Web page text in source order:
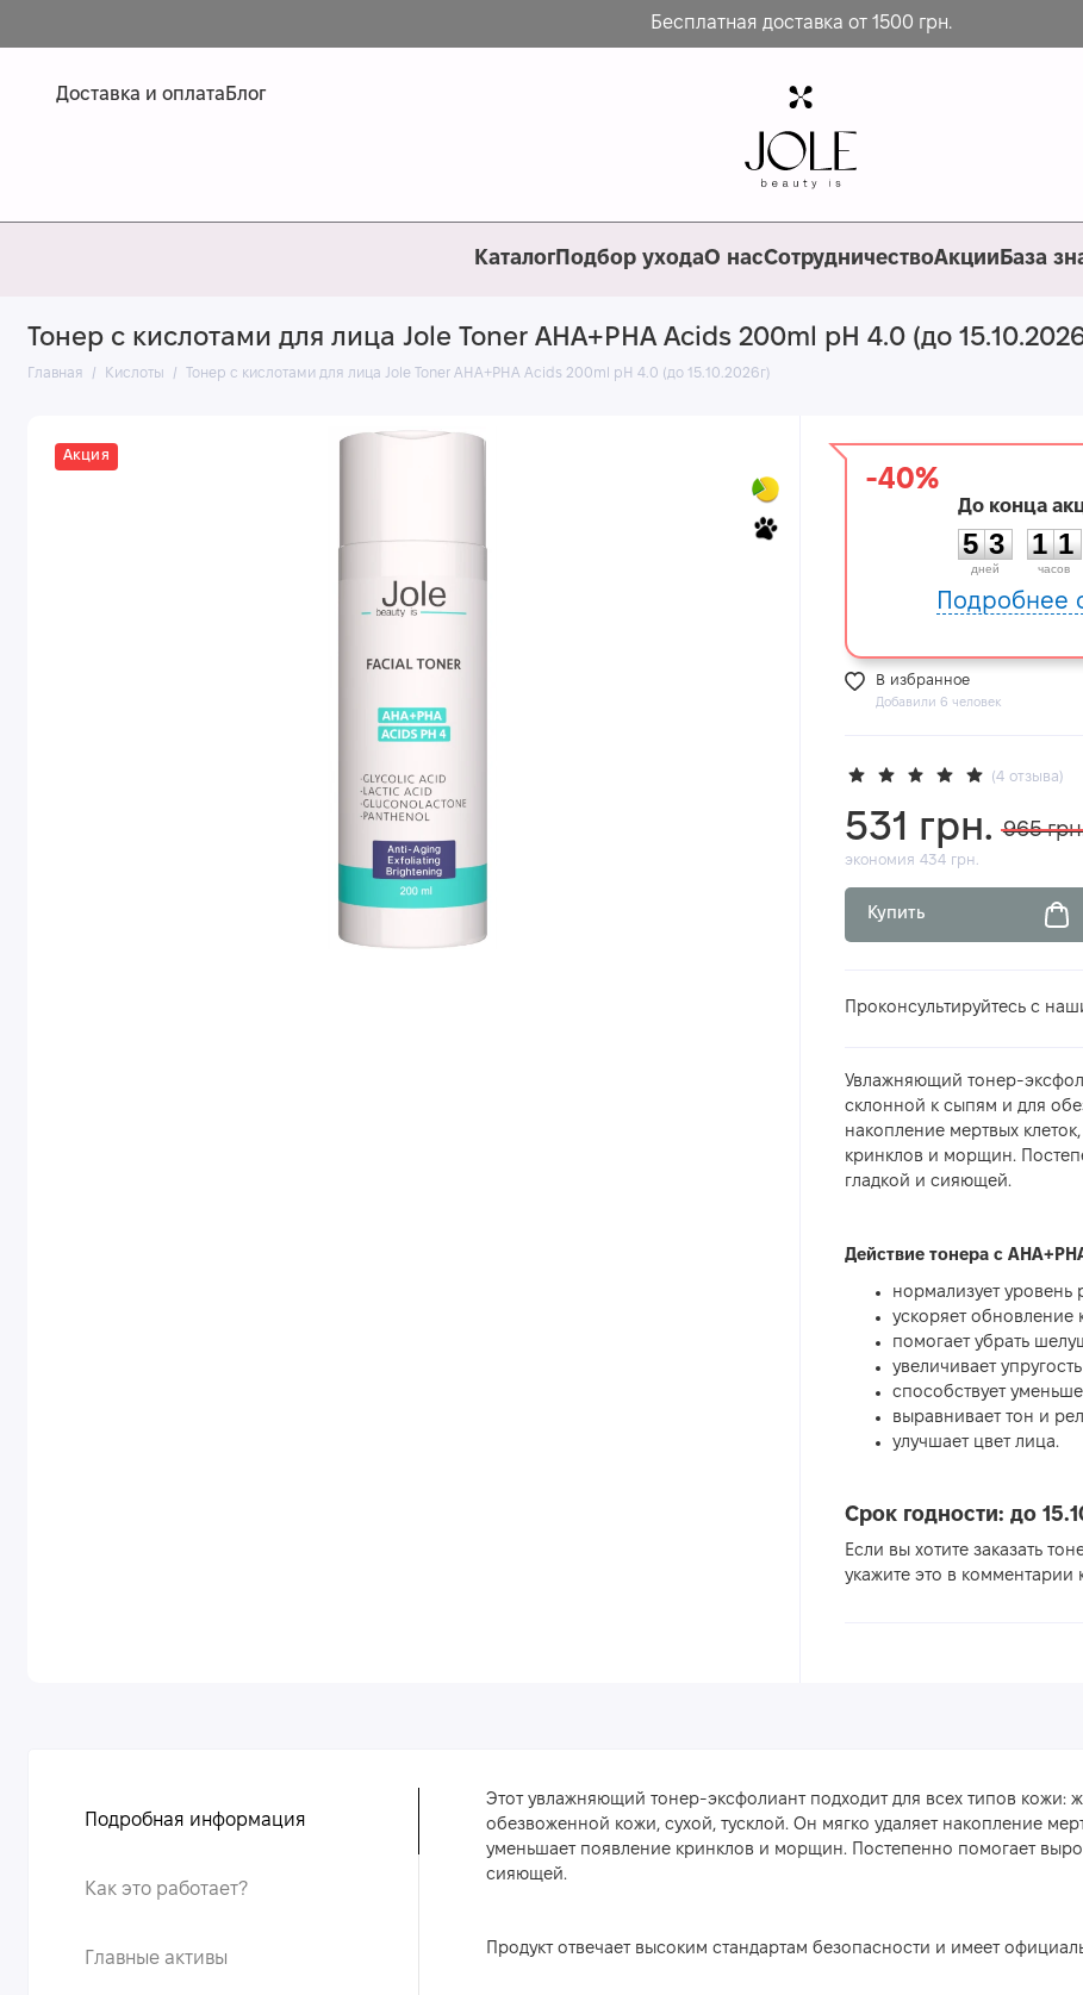
Бесплатная доставка от 1500 грн.
Доставка и оплата Блог
КаталогПодбор уходаО насСотрудничествоАкцииБаза
Тонер с кислотами для лица Jole Toner AHA+PHA Acids 200ml pН 4.0 (до
Главная Кислоты Тонер с кислотами для лица Jole Toner AHA+PHA Acids 200ml pН 4.0 (до 15.10.2026г)
Акция
В избранное
Добавили 6 человек
-40%
До конца
5
5
3
3
дней
1
1
1
1
часов
Подробнее
Увлажняющий тонер-
склонной к сыпям и для
накопление мертвых
кринклов и морщин.
гладкой и сияющей.
Действие тонера с
нормализует уровень
ускоряет обновление
помогает убрать
увеличивает
способствует
выравнивает тон и
улучшает цвет лица.
Срок годности: до
Если вы хотите заказать
укажите это в комментарии
(4 отзыва)
531 грн. 965
экономия 434 грн.
Купить
Проконсультируйтесь с
Подробная информация
Как это работает?
Главные активы
Этот увлажняющий тонер-эксфолиант подходит для всех типов кожи:
обезвоженной кожи, сухой, тусклой. Он мягко удаляет накопление
уменьшает появление кринклов и морщин. Постепенно помогает
сияющей.
Продукт отвечает высоким стандартам безопасности и имеет